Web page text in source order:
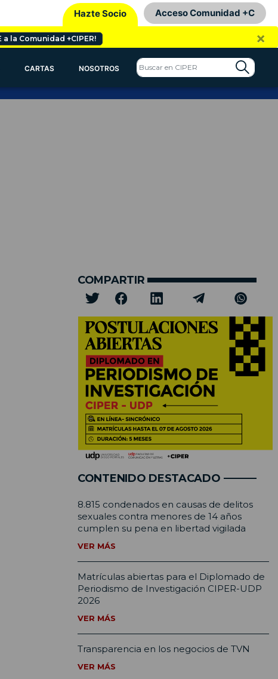
Hazte Socio Acceso Comunidad +C
a la Comunidad +CIPER! ×
CARTAS NOSOTROS
COMPARTIR
CONTENIDO DESTACADO
8.815 condenados en causas de delitos
sexuales contra menores de 14 años
cumplen su pena en libertad vigilada
VER MÁS
Matrículas abiertas para el Diplomado de
Periodismo de Investigación CIPER-UDP
2026
VER MÁS
Transparencia en los negocios de TVN
VER MÁS